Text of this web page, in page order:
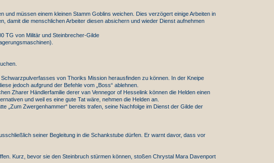
müssen einem kleinen Stamm Goblins weichen. Dies verzögert einige Arbeiten in
damit die menschlichen Arbeiter diesen absichern und wieder Dienst aufnehmen
TG von Militär und Steinbrecher-Gilde
von Thoriks Mission herausfinden zu können. In der Kneipe
jedoch aufgrund der Befehle vom „Boss“ ablehnen.
Zharer Händlerfamilie derer van Vennegor of Hesselink können die Helden einen
und weil es eine gute Tat wäre, nehmen die Helden an.
„Zum Zwergenhammer“ bereits trafen, seine Nachfolge im Dienst der Gilde der
seiner Begleitung in die Schankstube dürfen. Er warnt davor, dass vor
Kurz, bevor sie den Steinbruch stürmen können, stoßen Chrystal Mara Davenport